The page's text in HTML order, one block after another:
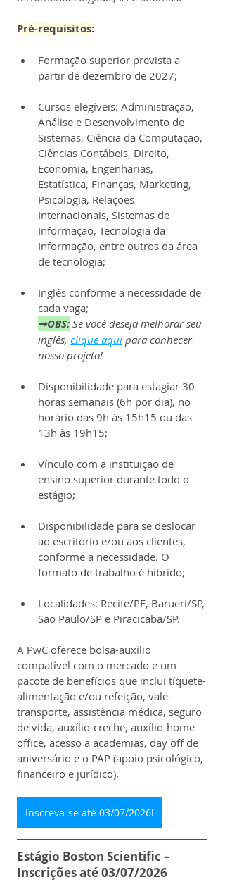
Pré-requisitos:
Formação superior prevista a
partir de dezembro de 2027;
Cursos elegíveis: Administração,
Análise e Desenvolvimento de
Sistemas, Ciência da Computação,
Ciências Contábeis, Direito,
Economia, Engenharias,
Estatística, Finanças, Marketing,
Psicologia, Relações
Internacionais, Sistemas de
Informação, Tecnologia da
Informação, entre outros da área
de tecnologia;
Inglês conforme a necessidade de
cada vaga;
➞OBS: Se você deseja melhorar seu
inglês, clique aqui para conhecer
nosso projeto!
Disponibilidade para estagiar 30
horas semanais (6h por dia), no
horário das 9h às 15h15 ou das
13h às 19h15;
Vínculo com a instituição de
ensino superior durante todo o
estágio;
Disponibilidade para se deslocar
ao escritório e/ou aos clientes,
conforme a necessidade. O
formato de trabalho é híbrido;
Localidades: Recife/PE, Barueri/SP,
São Paulo/SP e Piracicaba/SP.
A PwC oferece bolsa-auxílio
compatível com o mercado e um
pacote de benefícios que inclui tíquete-
alimentação e/ou refeição, vale-
transporte, assistência médica, seguro
de vida, auxílio-creche, auxílio-home
office, acesso a academias, day off de
aniversário e o PAP (apoio psicológico,
financeiro e jurídico).
Inscreva-se até 03/07/2026!
Estágio Boston Scientific –
Inscrições até 03/07/2026